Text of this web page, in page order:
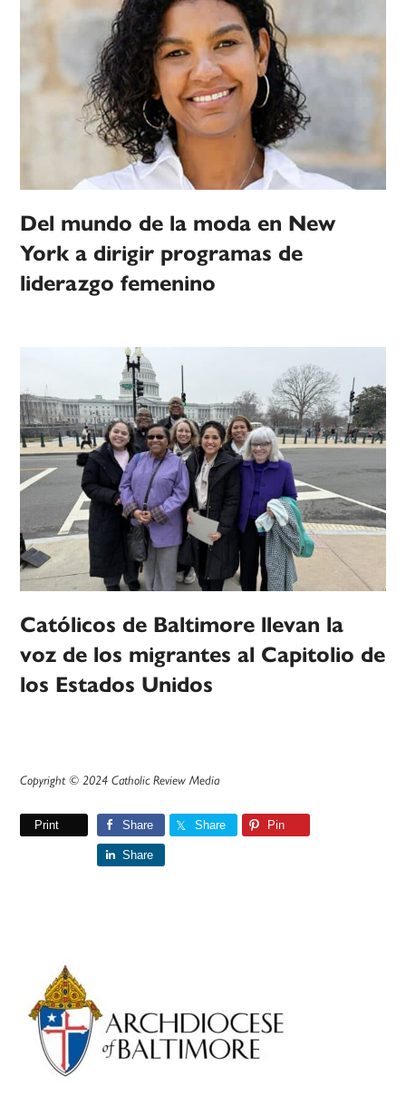
Del mundo de la moda en New
York a dirigir programas de
liderazgo femenino
Católicos de Baltimore llevan la
voz de los migrantes al Capitolio de
los Estados Unidos
Copyright © 2024 Catholic Review Media
Print Share Share Pin
Share
Primary
Sidebar